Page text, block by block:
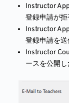
Instructor
登録申請が
Instructor
登録申請を
Instructor
ースを公開